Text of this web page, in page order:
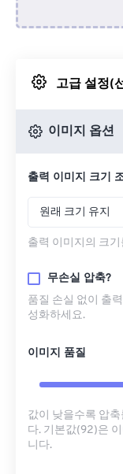
고급 설정(
이미지 옵션
출력 이미지 크기
원래 크기 유지
출력 이미지의 크
무손실 압축?
품질 손실 없이 출
성화하세요.
이미지 품질
값이 낮을수록 압
다. 기본값(92)은
니다.